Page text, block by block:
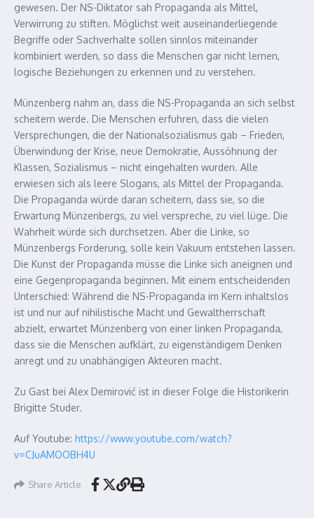
gewesen. Der NS-Diktator sah Propaganda als Mittel,
Verwirrung zu stiften. Möglichst weit auseinanderliegende
Begriffe oder Sachverhalte sollen sinnlos miteinander
kombiniert werden, so dass die Menschen gar nicht lernen,
logische Beziehungen zu erkennen und zu verstehen.
Münzenberg nahm an, dass die NS-Propaganda an sich selbst
scheitern werde. Die Menschen erfuhren, dass die vielen
Versprechungen, die der Nationalsozialismus gab – Frieden,
Überwindung der Krise, neue Demokratie, Aussöhnung der
Klassen, Sozialismus – nicht eingehalten wurden. Alle
erwiesen sich als leere Slogans, als Mittel der Propaganda.
Die Propaganda würde daran scheitern, dass sie, so die
Erwartung Münzenbergs, zu viel verspreche, zu viel lüge. Die
Wahrheit würde sich durchsetzen. Aber die Linke, so
Münzenbergs Forderung, solle kein Vakuum entstehen lassen.
Die Kunst der Propaganda müsse die Linke sich aneignen und
eine Gegenpropaganda beginnen. Mit einem entscheidenden
Unterschied: Während die NS-Propaganda im Kern inhaltslos
ist und nur auf nihilistische Macht und Gewaltherrschaft
abzielt, erwartet Münzenberg von einer linken Propaganda,
dass sie die Menschen aufklärt, zu eigenständigem Denken
anregt und zu unabhängigen Akteuren macht.
Zu Gast bei Alex Demirović ist in dieser Folge die Historikerin
Brigitte Studer.
Auf Youtube: https://www.youtube.com/watch?
v=CJuAMOOBH4U
Share Article